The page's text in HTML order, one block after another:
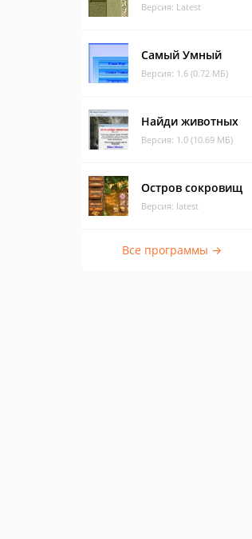
Версия: Latest
Самый Умный
Версия: 1.6 (0.72 МБ)
Найди животных
Версия: 1.0 (10.69 МБ)
Остров сокровищ
Версия: latest
Все программы →